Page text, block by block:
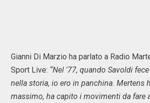
Gianni Di Marzio ha parlato a Radio
Sport Live: “Nel '77, quando Savoldi
nella storia, io ero in panchina. Mertens
massimo, ha capito i movimenti da fare